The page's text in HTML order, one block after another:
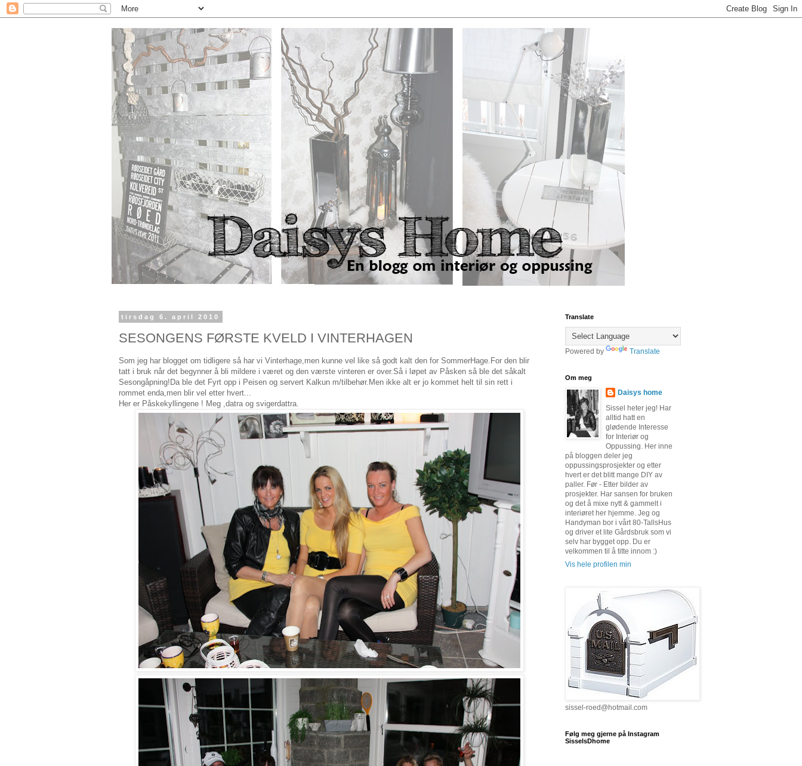
tirsdag 6. april 2010
SESONGENS FØRSTE KVELD I VINTERHAGEN
Som jeg har blogget om tidligere så har vi Vinterhage,men kunne vel like så godt kalt den for SommerHage.For den blir
tatt i bruk når det begynner å bli mildere i været og den værste vinteren er over.Så i løpet av Påsken så ble det såkalt
Sesongåpning!Da ble det Fyrt opp i Peisen og servert Kalkun m/tilbehør.Men ikke alt er jo kommet helt til sin rett i
rommet enda,men blir vel etter hvert...
Her er Påskekyllingene ! Meg ,datra og svigerdattra.
Translate
Powered by Translate
Om meg
Daisys home
Sissel heter jeg! Har
alltid hatt en
glødende Interesse
for Interiør og
Oppussing. Her inne
på bloggen deler jeg
oppussingsprosjekter og etter
hvert er det blitt mange DIY av
paller. Før - Etter bilder av
prosjekter. Har sansen for bruken
og det å mixe nytt & gammelt i
interiøret her hjemme. Jeg og
Handyman bor i vårt 80-TallsHus
og driver et lite Gårdsbruk som vi
selv har bygget opp. Du er
velkommen til å titte innom :)
Vis hele profilen min
sissel-roed@hotmail.com
Følg meg gjerne på Instagram
SisselsDhome